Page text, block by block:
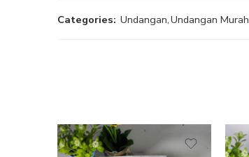
Categories: Undangan,Undangan Murah